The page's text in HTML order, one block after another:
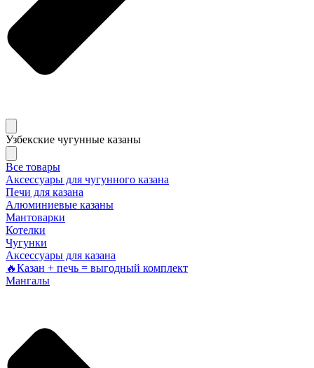
Узбекские чугунные казаны
Все товары
Аксессуары для чугунного казана
Печи для казана
Алюминиевые казаны
Мантоварки
Котелки
Чугунки
Аксессуары для казана
🔥Казан + печь = выгодный комплект
Мангалы